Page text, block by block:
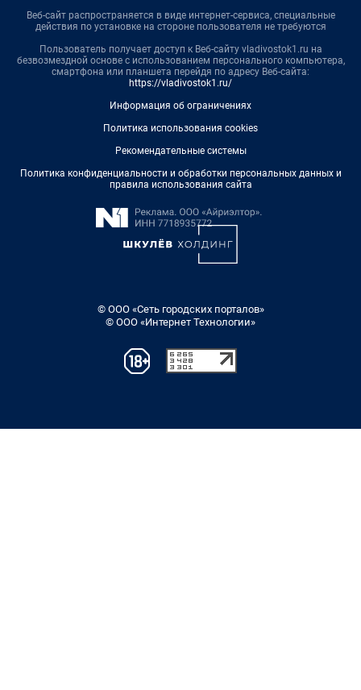
Веб-сайт распространяется в виде интернет-сервиса, специальные
действия по установке на стороне пользователя не требуются
Пользователь получает доступ к Веб-сайту vladivostok1.ru на
безвозмездной основе с использованием персонального компьютера,
смартфона или планшета перейдя по адресу Веб-сайта:
https://vladivostok1.ru/
Информация об ограничениях
Политика использования cookies
Рекомендательные системы
Политика конфиденциальности и обработки персональных данных и
правила использования сайта
© ООО «Сеть городских порталов»
© ООО «Интернет Технологии»